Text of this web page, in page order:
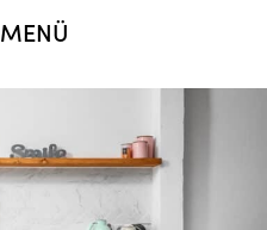
MENÜ